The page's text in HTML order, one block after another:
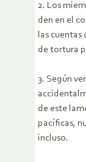
2. Los
den en el
las
de tortura
3. Según
de este
pacíficas,
incluso.